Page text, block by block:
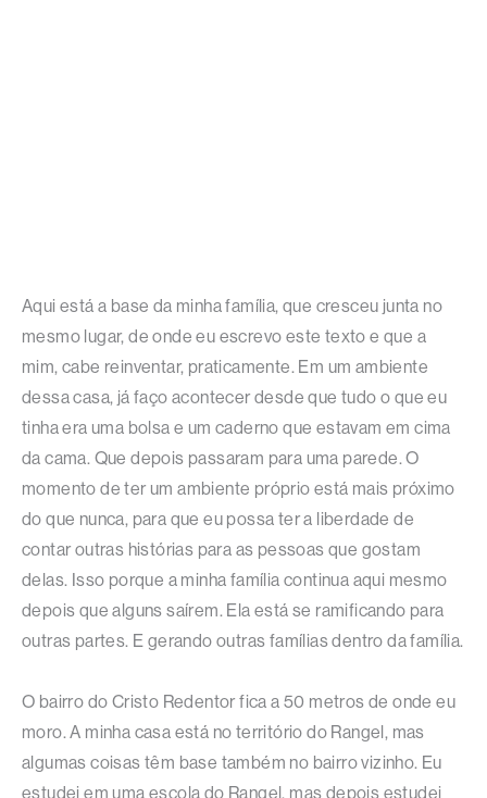
Aqui está a base da minha família, que cresceu junta no
mesmo lugar, de onde eu escrevo este texto e que a
mim, cabe reinventar, praticamente. Em um ambiente
dessa casa, já faço acontecer desde que tudo o que eu
tinha era uma bolsa e um caderno que estavam em cima
da cama. Que depois passaram para uma parede. O
momento de ter um ambiente próprio está mais próximo
do que nunca, para que eu possa ter a liberdade de
contar outras histórias para as pessoas que gostam
delas. Isso porque a minha família continua aqui mesmo
depois que alguns saírem. Ela está se ramificando para
outras partes. E gerando outras famílias dentro da família.
O bairro do Cristo Redentor fica a 50 metros de onde eu
moro. A minha casa está no território do Rangel, mas
algumas coisas têm base também no bairro vizinho. Eu
estudei em uma escola do Rangel, mas depois estudei